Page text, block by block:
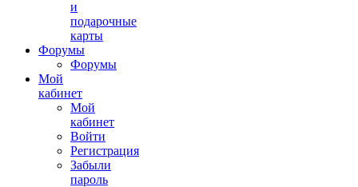
и
подарочные
карты
Форумы
Форумы
Мой
кабинет
Мой
кабинет
Войти
Регистрация
Забыли
пароль